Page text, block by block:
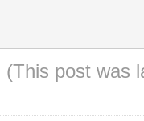
(This post was